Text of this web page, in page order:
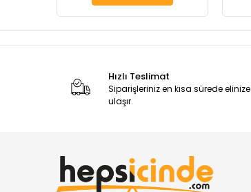
Hızlı Teslimat
Siparişleriniz en kısa sürede elinize
ulaşır.